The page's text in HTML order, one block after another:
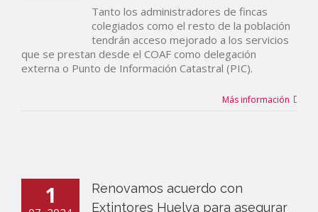
Tanto los administradores de fincas
colegiados como el resto de la población
tendrán acceso mejorado a los servicios
que se prestan desde el COAF como delegación
externa o Punto de Información Catastral (PIC).
Más información
1
Renovamos acuerdo con
Extintores Huelva para asegurar